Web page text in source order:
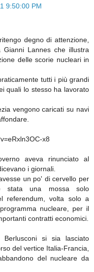
9:50:00 PM
degno di attenzione,
Gianni Lannes che illustra
delle scorie nucleari in
tutti i più grandi
quali lo stesso ha lavorato
vengono caricati su navi
x8
aveva rinunciato al
i giornali.
un po' di cervello per
stata una mossa solo
referendum, volta solo a
nucleare, per il
contratti economici.
si sia lasciato
del vertice Italia-Francia,
del nucleare da